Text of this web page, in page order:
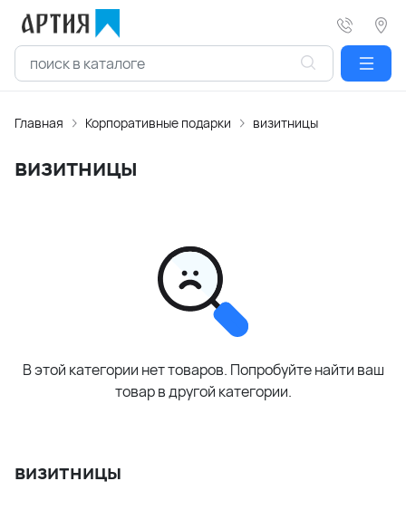
Главная Корпоративные подарки визитницы
визитницы
В этой категории нет товаров. Попробуйте найти ваш
товар в другой категории.
визитницы